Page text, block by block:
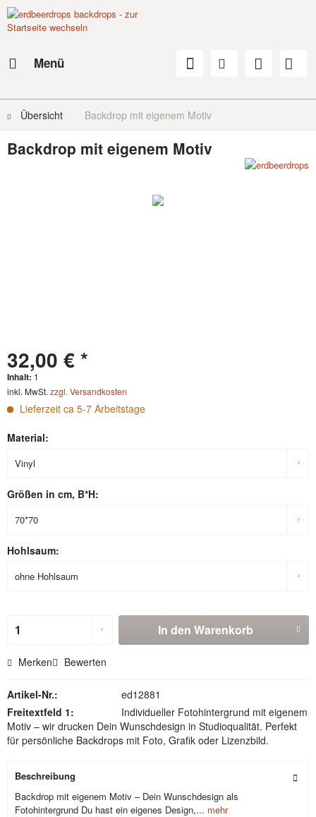
Menü
Übersicht Backdrop mit eigenem Motiv
Backdrop mit eigenem Motiv
32,00 € *
Inhalt: 1
inkl. MwSt. zzgl. Versandkosten
Lieferzeit ca 5-7 Arbeitstage
Material:
Größen in cm, B*H:
Hohlsaum:
In den Warenkorb
Merken Bewerten
Artikel-Nr.:
ed12881
Freitextfeld 1:
Individueller Fotohintergrund mit eigenem
Motiv – wir drucken Dein Wunschdesign in Studioqualität. Perfekt
für persönliche Backdrops mit Foto, Grafik oder Lizenzbild.
Beschreibung
Backdrop mit eigenem Motiv – Dein Wunschdesign als
Fotohintergrund Du hast ein eigenes Design,... mehr